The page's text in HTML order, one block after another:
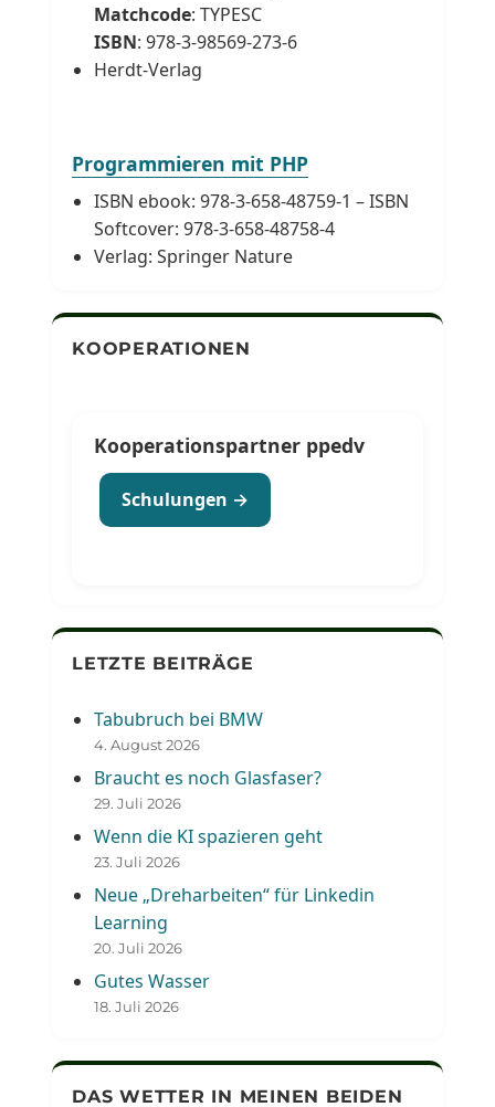
Matchcode: TYPESC
ISBN: 978-3-98569-273-6
Herdt-Verlag
Programmieren mit PHP
ISBN ebook: 978-3-658-48759-1 – ISBN
Softcover: 978-3-658-48758-4
Verlag: Springer Nature
KOOPERATIONEN
Kooperationspartner ppedv
Schulungen →
LETZTE BEITRÄGE
Tabubruch bei BMW
4. August 2026
Braucht es noch Glasfaser?
29. Juli 2026
Wenn die KI spazieren geht
23. Juli 2026
Neue „Dreharbeiten“ für Linkedin
Learning
20. Juli 2026
Gutes Wasser
18. Juli 2026
DAS WETTER IN MEINEN BEIDEN